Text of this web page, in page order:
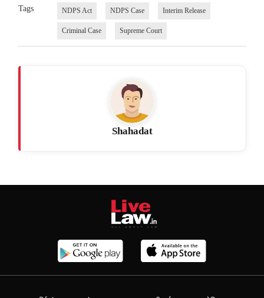
Tags NDPS Act NDPS Case Interim Release
Criminal Case Supreme Court
Shahadat